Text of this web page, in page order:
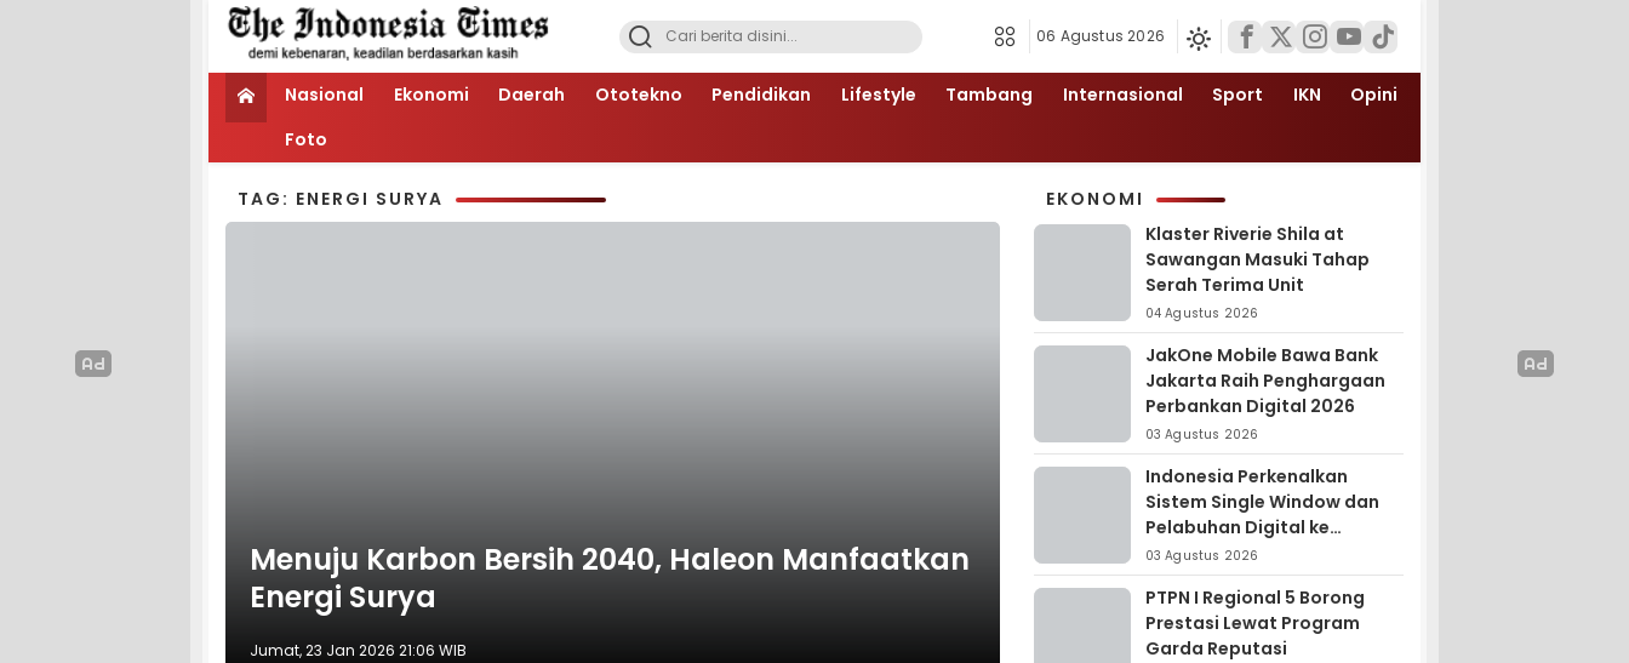
06 Agustus 2026
Nasional Ekonomi Daerah Ototekno Pendidikan Lifestyle Tambang Internasional Sport IKN
Opini
Foto
TAG: ENERGI SURYA
Menuju Karbon Bersih 2040, Haleon Manfaatkan
Energi Surya
Jumat, 23 Jan 2026 21:06 WIB
EKONOMI
Klaster Riverie Shila at
Sawangan Masuki Tahap
Serah Terima Unit
04 Agustus 2026
JakOne Mobile Bawa Bank
Jakarta Raih Penghargaan
Perbankan Digital 2026
03 Agustus 2026
Indonesia Perkenalkan
Sistem Single Window dan
Pelabuhan Digital ke
Madagaskar
03 Agustus 2026
PTPN I Regional 5 Borong
Prestasi Lewat Program
Garda Reputasi